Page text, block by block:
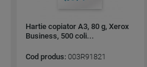
Hartie copiator A3, 80 g, Xerox
Business, 500 coli...
Cod produs: 003R91821